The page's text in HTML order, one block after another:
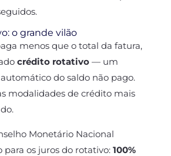
o grande vilão
menos que o total da fatura,
crédito rotativo— um
do saldo não pago.
modalidades de crédito mais
Monetário Nacional
os juros do rotativo: 100%